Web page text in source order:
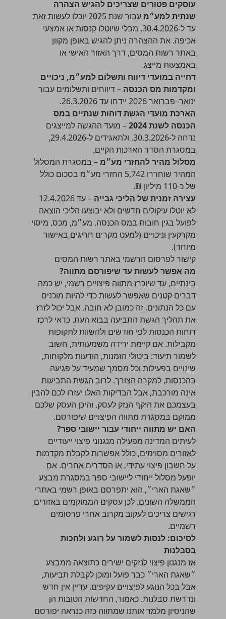
עוסקים פטורים שצריכים להגיש הצהרה
שנתית למע״מ
עבור שנת 2025 יוכלו לעשות זאת
עד ל-30.4.2026, מבלי שיוטלו קנסות או אמצעי
אכיפה. את ההצהרה ניתן להגיש באופן מקוון
באתר רשות המסים, דרך האזור האישי או
באמצעות מייצג.
דחייה במועדי דיווח ותשלום למע״מ, ניכויים
ומקדמות מס הכנסה – דיווחים ותשלומים עבור
ינואר–פברואר 2026 יידחו עד 26.3.2026.
הארכת מועדי הגשת דוחות שנתיים במס
הכנסה לשנת 2024
– מועד ההגשה למייצגים
נדחה ל-30.3.2026, ולתאגידים ל-29.4.2026,
במסגרת הסדר הארכות הקיים.
מסלול מהיר להחזרי מע״מ– במסגרת המסלול
המהיר שוחררו 5,742
החזרי מע״מ בסכום כולל
של כ-110 מיליון ₪.
עצירה זמנית של הליכי גבייה
– עד 12.4.2026
לא יוטלו עיקולים חדשים ולא יבוצעו הליכי הוצאה
לפועל בגין חובות במס הכנסה, מע״מ, מכס, מיסוי
מקרקעין וניכויים (למעט מקרים חריגים באישור
מיוחד).
קישור לפרסום הרשמי באתר רשות המסים
מה אפשר לעשות עד שיפורסם מתווה?
בינתיים, עד שיוכרז מתווה פיצויים רשמי, יש כמה
דברים קטנים שאפשר לעשות כדי להיות מוכנים
עם כל הנתונים. זה כמובן לא חובה, אבל יכול לזרז
את תהליך הגשת התביעה בבוא העת. כדאי לרכז
דוחות הכנסות לפי חודשים ולהשוות לתקופות
מקבילות. אם קיימת ירידה משמעותית, חשוב
לשמור תיעוד: ביטולי הזמנות, הודעות מלקוחות,
שינויים בפעילות וכל מסמך שמעיד על פגיעה
בהכנסות, למקרה הצורך. לרוב הגשת התביעות
אינה מורכבת, אבל הבדיקות האלו יעזרו לכם להבין
בעצמכם את היקף הנזק לעסק. והיכן העסק שלכם
ממוקם במסגרת מתווה הפיצויים שיפורסם.
האם יש מתווה ייחודי עבור יישובי ספר?
לעיתים המדינה מפעילה מנגנוני פיצוי ייעודיים
לאזורים מסוימים, כולל אפשרות לקבלת מקדמות
על חשבון פיצוי עתידי, או הסדרים אחרים. אם
יופעל מסלול ייחודי ליישובי ספר במסגרת מבצע
״שאגת הארי״, הוא יתפרסם באופן רשמי באתרי
הממשלה השונים. לכן עסקים הממוקמים באזורים
רגישים צריכים לעקוב מקרוב אחרי פרסומים
רשמיים.
לסיכום: לנסות לשמור על רוגע ולחכות
בסבלנות
אז מנגנון פיצוי לנזקים ישירים כתוצאה ממבצע
״שאגת הארי״ כבר פועל ומוכן לקבלת תביעות,
אבל בכל הנוגע לפיצויים עקיפים, עדיין אין חדש
ונדרשת סבלנות. כאמור, החדשות הטובות הן
שהניסיון מלמד אותנו שמתווה כזה כנראה יפורסם